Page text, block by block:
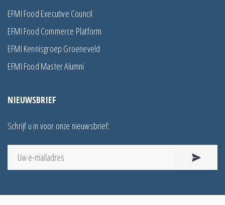
EFMI Food Executive Council
EFMI Food Commerce Platform
EFMI Kennisgroep Groeneveld
EFMI Food Master Alumni
NIEUWSBRIEF
Schrijf u in voor onze nieuwsbrief: